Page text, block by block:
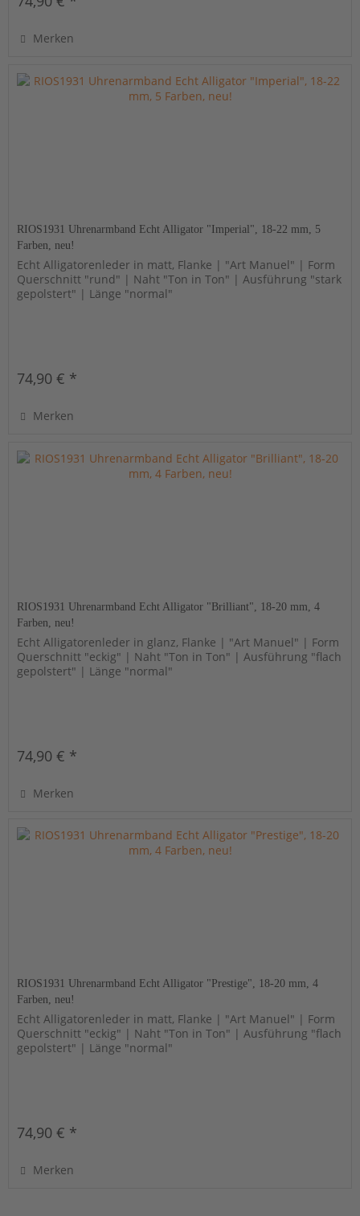
Merken
RIOS1931 Uhrenarmband Echt Alligator "Imperial", 18-22 mm, 5
Farben, neu!
Echt Alligatorenleder in matt, Flanke | "Art Manuel" | Form
Querschnitt "rund" | Naht "Ton in Ton" | Ausführung "stark
gepolstert" | Länge "normal"
74,90 € *
Merken
RIOS1931 Uhrenarmband Echt Alligator "Brilliant", 18-20 mm, 4
Farben, neu!
Echt Alligatorenleder in glanz, Flanke | "Art Manuel" | Form
Querschnitt "eckig" | Naht "Ton in Ton" | Ausführung "flach
gepolstert" | Länge "normal"
74,90 € *
Merken
RIOS1931 Uhrenarmband Echt Alligator "Prestige", 18-20 mm, 4
Farben, neu!
Echt Alligatorenleder in matt, Flanke | "Art Manuel" | Form
Querschnitt "eckig" | Naht "Ton in Ton" | Ausführung "flach
gepolstert" | Länge "normal"
74,90 € *
Merken